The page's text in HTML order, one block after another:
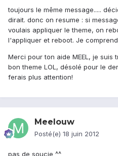
toujours le même message.....
dirait. donc on resume : si
voulais appliquer le theme, on
l'appliquer et reboot. Je
Merci pour ton aide MEEL, je
bon theme LOL, désolé pour le
ferais plus attention!
Meelouw
Posté(e) 18 juin 2012
pas de soucie ^^